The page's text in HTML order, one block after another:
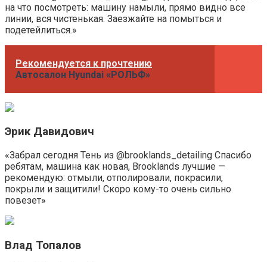
на что посмотреть: машину намыли, прямо видно все
линии, вся чистенькая. Заезжайте на помыться и
подетейлиться.»
Рекомендуется к прочтению
Автосалон Hyundai «РОЛЬФ»
Эрик Давидович
«Забрал сегодня Тень из @brooklands_detailing Спасибо
ребятам, машина как новая, Brooklands лучшие —
рекомендую: отмыли, отполировали, покрасили,
покрыли и защитили! Скоро кому-то очень сильно
повезет»
Влад Топалов